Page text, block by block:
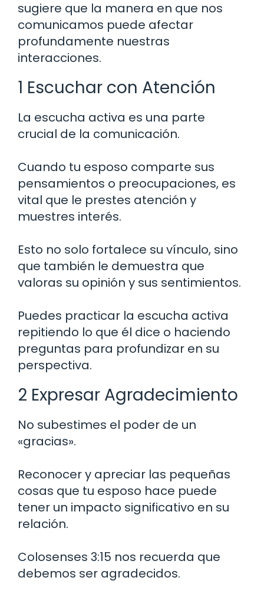
sugiere que la manera en que nos
comunicamos puede afectar
profundamente nuestras
interacciones.
1 Escuchar con Atención
La escucha activa es una parte
crucial de la comunicación.
Cuando tu esposo comparte sus
pensamientos o preocupaciones, es
vital que le prestes atención y
muestres interés.
Esto no solo fortalece su vínculo, sino
que también le demuestra que
valoras su opinión y sus sentimientos.
Puedes practicar la escucha activa
repitiendo lo que él dice o haciendo
preguntas para profundizar en su
perspectiva.
2 Expresar Agradecimiento
No subestimes el poder de un
«gracias».
Reconocer y apreciar las pequeñas
cosas que tu esposo hace puede
tener un impacto significativo en su
relación.
Colosenses 3:15 nos recuerda que
debemos ser agradecidos.